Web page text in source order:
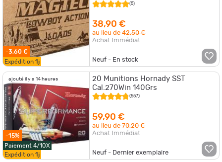
-3,60 €
Expédition 1j
(5)
38,90 €
au lieu de42,50 €
Achat Immédiat
Neuf - En stock
ajouté il y a 14 heures
-15%
Paiement 4/10X
Expédition 1j
20 Munitions Hornady SST
Cal.270Win 140Grs
(557)
59,90 €
au lieu de70,20 €
Achat Immédiat
Neuf - Dernier exemplaire